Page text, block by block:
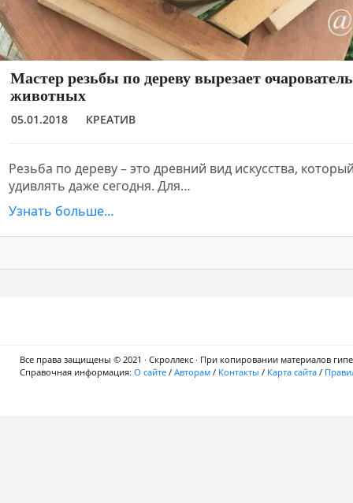
Мастер резьбы по дереву вырезает
животных
05.01.2018 КРЕАТИВ
Резьба по дереву – это древний вид искусства,
удивлять даже сегодня. Для…
Узнать больше…
Все права защищены © 2021 · Скроллекс · При копировании материалов
Справочная информация: О сайте / Авторам / Контакты / Карта сайта /